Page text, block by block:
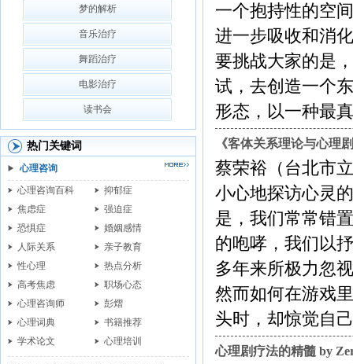
梦的解析
音乐治疗
舞蹈治疗
电影治疗
读书会
热门关键词
心理咨询
心理咨询百科
抑郁症
焦虑症
强迫症
恐惧症
婚姻感情
人际关系
亲子教育
性心理
热点分析
高考焦虑
职场心态
心理咨询师
彭熠
心理词典
书籍推荐
学术论文
心理培训
一个抱持性的空
进一步吸收和消
要挑战大家的是
试，去创造一个
形态，以一种最
《客体关系理论与心理
蔡荣裕（台北市
小心地探访心灵
是，我们常常错
的咆哮，我们以
多年来所极力忽
然而如何在游戏
头时，却惊觉自
心理剧疗法的精髓 by